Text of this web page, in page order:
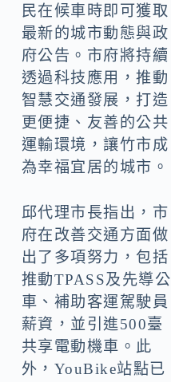
民在候車時即可獲取
最新的城市動態與政
府公告。市府將持續
透過科技應用，推動
智慧交通發展，打造
更便捷、友善的公共
運輸環境，讓竹市成
為幸福宜居的城市。
邱代理市長指出，市
府在改善交通方面做
出了多項努力，包括
推動TPASS及先導公
車、補助客運駕駛員
薪資，並引進500臺
共享電動機車。此
外，YouBike站點已